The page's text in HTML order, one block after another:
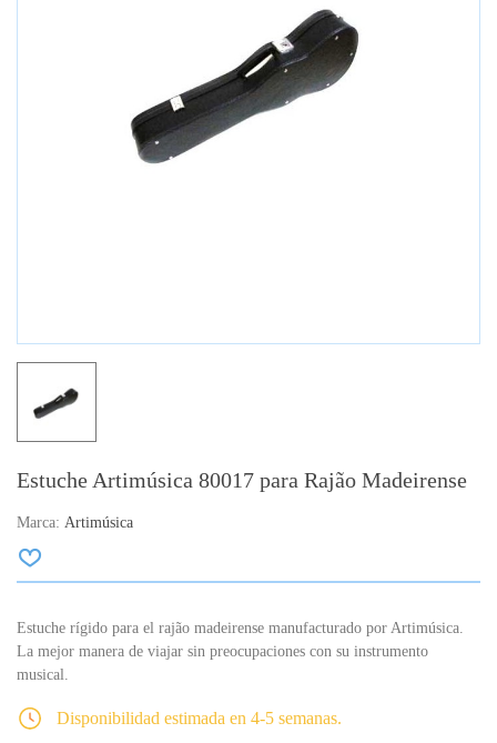
Estuche Artimúsica 80017 para Rajão Madeirense
Marca: Artimúsica
Estuche rígido para el rajão madeirense manufacturado por Artimúsica.
La mejor manera de viajar sin preocupaciones con su instrumento
musical.
Disponibilidad estimada en 4-5 semanas.